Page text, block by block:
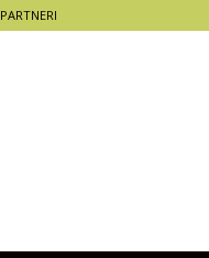
PARTNERI